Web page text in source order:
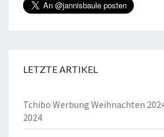
LETZTE ARTIKEL
Tchibo Werbung Weihnachten
2024